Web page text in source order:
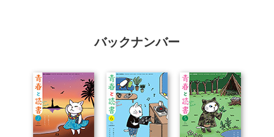
バックナンバー